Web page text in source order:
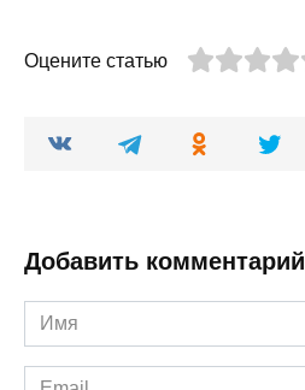
Оцените статью
Добавить комментарий
Имя
*
Email